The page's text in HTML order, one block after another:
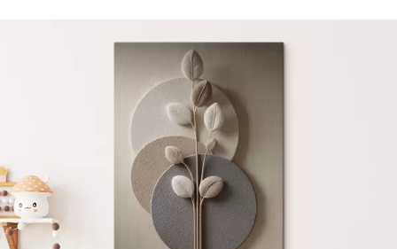
Яскраві, насичені кольори
Стійкість до вицвітання
Безпечне чорнило без запаху
Поверхня з текстурою полотна
Екологічний матеріал
Преміум
Від363
Яскраві, насичені кольори